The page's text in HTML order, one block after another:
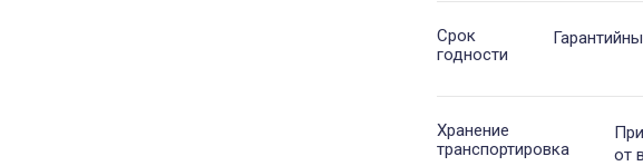
Срок
годности
Хранение
транспортировка
от